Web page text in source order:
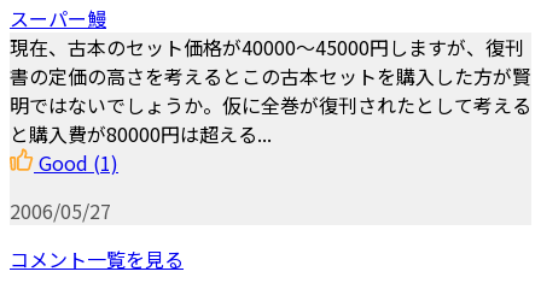
スーパー鰻
現在、古本のセット価格が40000～45000円しますが、復刊
書の定価の高さを考えるとこの古本セットを購入した方が賢
明ではないでしょうか。仮に全巻が復刊されたとして考える
と購入費が80000円は超える...
Good (1)
2006/05/27
コメント一覧を見る